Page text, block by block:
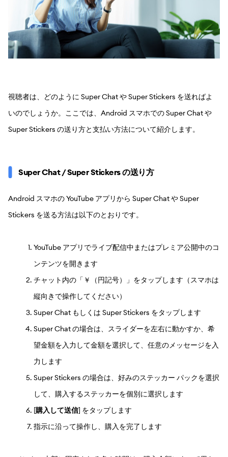
視聴者は、どのように Super Chat や Super Stickers を送ればよ
いのでしょうか。ここでは、Android スマホでの Super Chat や
Super Stickers の送り方と支払い方法について紹介します。
Super Chat / Super Stickers の送り方
Android スマホの YouTube アプリから Super Chat や Super
Stickers を送る方法は以下のとおりです。
YouTube アプリでライブ配信中またはプレミア公開中のコ
ンテンツを開きます
チャット内の「￥（円記号）」をタップします（スマホは
縦向きで操作してください）
Super Chat もしくは Super Stickers をタップします
Super Chat の場合は、スライダーを左右に動かすか、希
望金額を入力して金額を選択して、任意のメッセージを入
力します
Super Stickers の場合は、好みのステッカー パックを選択
して、購入するステッカーを個別に選択します
[購入して送信] をタップします
指示に沿って操作し、購入を完了します